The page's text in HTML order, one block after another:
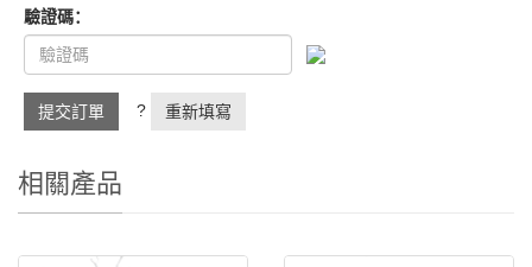
驗證碼：
提交訂單 ? 重新填寫
相關產品